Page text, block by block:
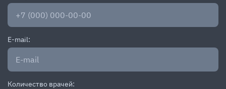
E-mail:
Количество врачей: